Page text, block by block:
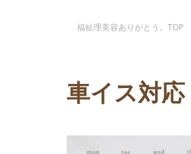
福祉理美容ありがとう。TOP
車イス対応